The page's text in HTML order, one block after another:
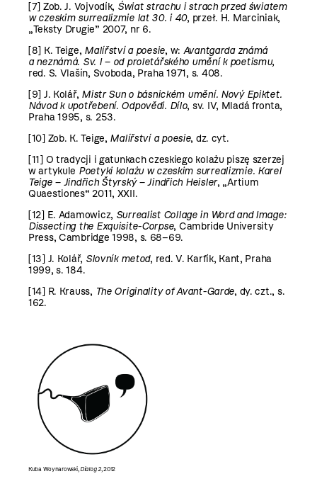
[7] Zob. J. Vojvodík, Świat strachu i strach przed światem
w czeskim surrealizmie lat 30. i 40, przeł. H. Marciniak,
„Teksty Drugie” 2007, nr 6.
[8] K. Teige, Malířství a poesie, w: Avantgarda známá
a neznámá. Sv. I – od proletářského umění k poetismu,
red. S. Vlašín, Svoboda, Praha 1971, s. 408.
[9] J. Kolář, Mistr Sun o básnickém umění. Nový Epiktet.
Návod k upotřebení. Odpovědi. Dílo, sv. IV, Mladá fronta,
Praha 1995, s. 253.
[10] Zob. K. Teige, Malířství a poesie, dz. cyt.
[11] O tradycji i gatunkach czeskiego kolażu piszę szerzej
w artykule Poetyki kolażu w czeskim surrealizmie. Karel
Teige – Jindřich Štyrský – Jindřich Heisler, „Artium
Quaestiones“ 2011, XXII.
[12] E. Adamowicz, Surrealist Collage in Word and Image:
Dissecting the Exquisite-Corpse, Cambride University
Press, Cambridge 1998, s. 68–69.
[13] J. Kolář, Slovník metod, red. V. Karfík, Kant, Praha
1999, s. 184.
[14] R. Krauss, The Originality of Avant-Garde, dy. czt., s.
162.
Kuba Woynarowski, Dialog 2, 2012